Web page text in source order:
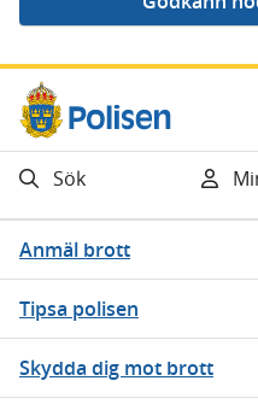
Gå direkt till innehåll
Sök
Anmäl brott
Tipsa polisen
Skydda dig mot brott